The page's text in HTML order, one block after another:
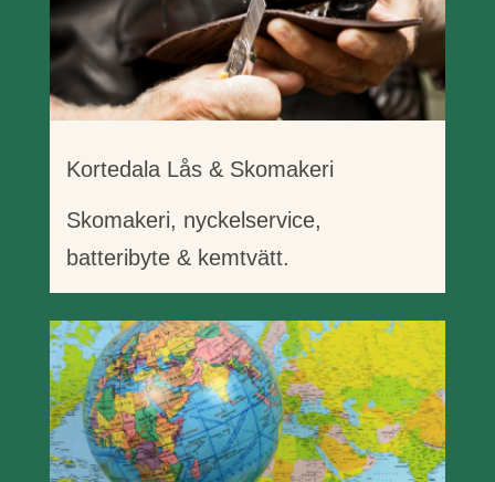
Kortedala Lås & Skomakeri
Skomakeri, nyckelservice,
batteribyte & kemtvätt.